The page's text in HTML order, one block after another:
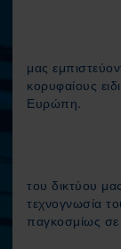
μας
κορυφαίους
Ευρώπη.
του δικτύου
τεχνογνωσία
παγκοσμίως